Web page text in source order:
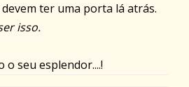
devem ter uma porta lá atrás.
isso.
o seu esplendor....!